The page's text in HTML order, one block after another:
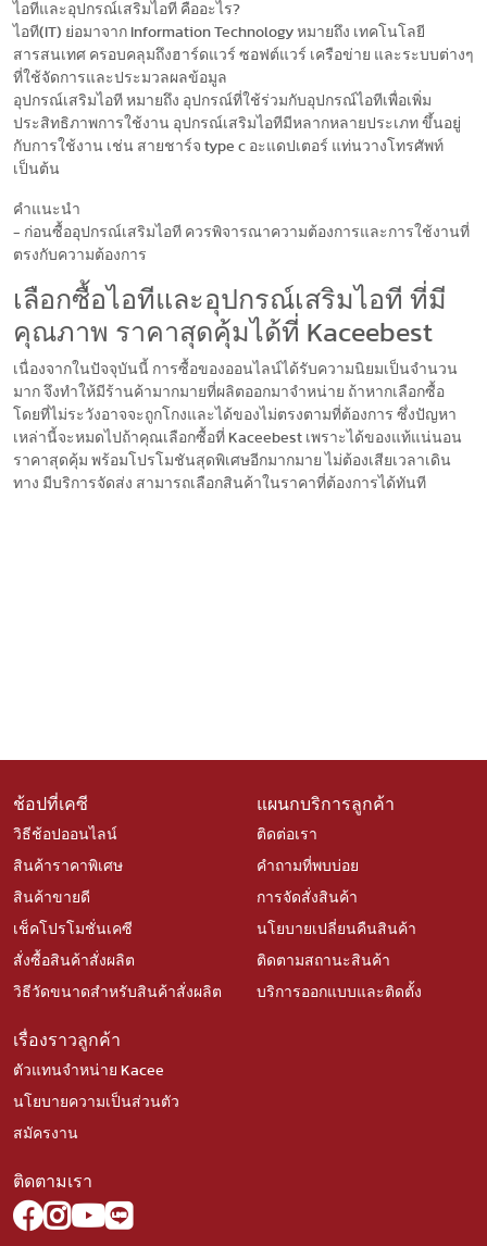
ไอทีและอุปกรณ์เสริมไอที คืออะไร?
ไอที(IT) ย่อมาจาก Information Technology หมายถึง เทคโนโลยี
สารสนเทศ ครอบคลุมถึงฮาร์ดแวร์ ซอฟต์แวร์ เครือข่าย และระบบต่างๆ
ที่ใช้จัดการและประมวลผลข้อมูล
อุปกรณ์เสริมไอที หมายถึง อุปกรณ์ที่ใช้ร่วมกับอุปกรณ์ไอทีเพื่อเพิ่ม
ประสิทธิภาพการใช้งาน อุปกรณ์เสริมไอทีมีหลากหลายประเภท ขึ้นอยู่
กับการใช้งาน เช่น สายชาร์จ type c อะแดปเตอร์ แท่นวางโทรศัพท์
เป็นต้น
คำแนะนำ
- ก่อนซื้ออุปกรณ์เสริมไอที ควรพิจารณาความต้องการและการใช้งานที่
ตรงกับความต้องการ
เลือกซื้อไอทีและอุปกรณ์เสริมไอที ที่มี
คุณภาพ ราคาสุดคุ้มได้ที่ Kaceebest
เนื่องจากในปัจจุบันนี้ การซื้อของออนไลน์ได้รับความนิยมเป็นจำนวน
มาก จึงทำให้มีร้านค้ามากมายที่ผลิตออกมาจำหน่าย ถ้าหากเลือกซื้อ
โดยที่ไม่ระวังอาจจะถูกโกงและได้ของไม่ตรงตามที่ต้องการ ซึ่งปัญหา
เหล่านี้จะหมดไปถ้าคุณเลือกซื้อที่ Kaceebest เพราะได้ของแท้แน่นอน
ราคาสุดคุ้ม พร้อมโปรโมชันสุดพิเศษอีกมากมาย ไม่ต้องเสียเวลาเดิน
ทาง มีบริการจัดส่ง สามารถเลือกสินค้าในราคาที่ต้องการได้ทันที
ช้อปที่เคซี
วิธีช้อปออนไลน์
สินค้าราคาพิเศษ
สินค้าขายดี
เช็คโปรโมชั่นเคซี
สั่งซื้อสินค้าสั่งผลิต
วิธีวัดขนาดสำหรับสินค้าสั่งผลิต
แผนกบริการลูกค้า
ติดต่อเรา
คำถามที่พบบ่อย
การจัดสั่งสินค้า
นโยบายเปลี่ยนคืนสินค้า
ติดตามสถานะสินค้า
บริการออกแบบและติดตั้ง
เรื่องราวลูกค้า
ตัวแทนจำหน่าย Kacee
นโยบายความเป็นส่วนตัว
สมัครงาน
ติดตามเรา